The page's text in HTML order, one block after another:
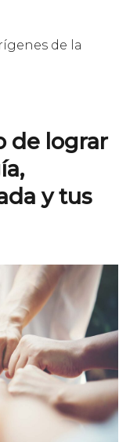
de la
de lograr
y tus